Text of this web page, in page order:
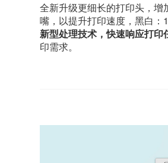
全新升级更细长的打印头，
嘴，以提升打印速度，黑白：
新型处理技术，快速响应打印
印需求。